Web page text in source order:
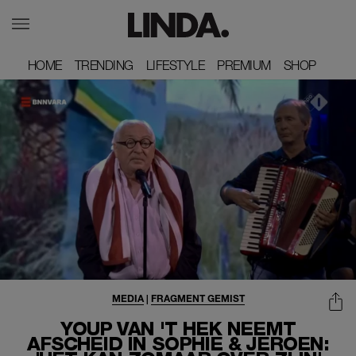
HOME
HOME TRENDING
TRENDING LIFESTYLE
LIFESTYLE PREMIUM
PREMIUM SHOP
SHOP
YOUP VAN 'T HEK NEEMT
AFSCHEID IN SOPHIE & JEROEN:
MEDIA| FRAGMENT GEMIST